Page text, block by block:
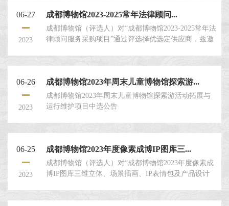
06-27
2023
成都博物馆2023-2025常年法律顾问...
成都博物馆（评选人）对“成都博物馆2023-2025常年法
律顾问服务采购项目”通过评选择优选定供应商，兹邀
目。三、项目情况：具体内容见本评选文件第四
章：“项目概况及要求”。评选申请人须对本项目的内
容应作出实质性响应并对评选文件要求的全部内容进
06-26
2023
成都博物馆2023年周末儿童博物馆探索游...
成都博物馆2023年周末儿童博物馆探索游活动拓展与
运行维护项目中选公告
06-25
2023
成都博物馆2023年度像素成博IP图库三...
成都博物馆（评选人）对“成都博物馆2023年度像素成
博IP图库三维立体、场景插画、IP表情包及产品设计